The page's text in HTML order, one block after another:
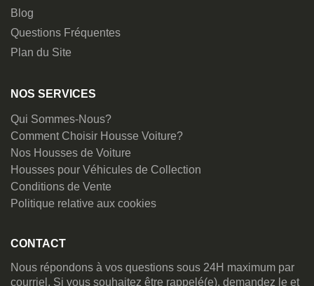
Blog
Questions Fréquentes
Plan du Site
NOS SERVICES
Qui Sommes-Nous?
Comment Choisir Housse Voiture?
Nos Housses de Voiture
Housses pour Véhicules de Collection
Conditions de Vente
Politique relative aux cookies
CONTACT
Nous répondons à vos questions sous 24H maximum par
courriel. Si vous souhaitez être rappelé(e), demandez le et